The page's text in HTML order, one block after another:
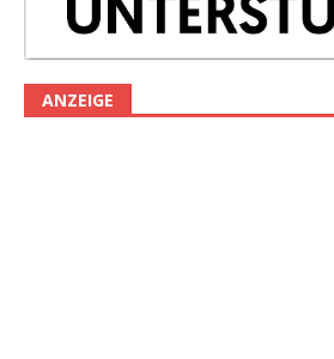
ANZEIGE